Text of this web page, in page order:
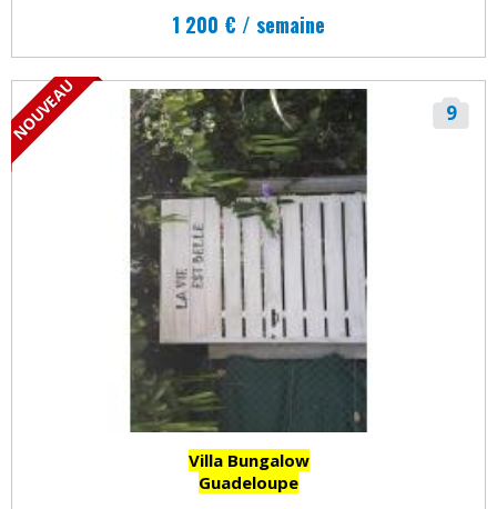
1 200 € / semaine
NOUVEAU 9
Villa Bungalow
Guadeloupe